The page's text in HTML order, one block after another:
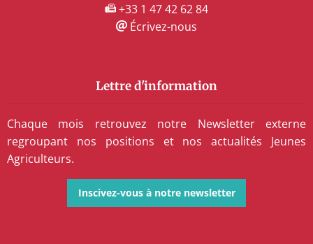
+33 1 47 42 62 84
Écrivez-nous
Lettre d'information
Chaque mois retrouvez notre Newsletter externe
regroupant nos positions et nos actualités Jeunes
Agriculteurs.
Inscivez-vous à notre newsletter